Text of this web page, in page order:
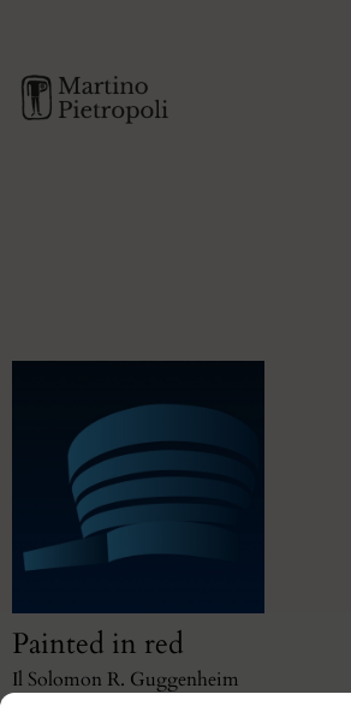
Painted in red
Il Solomon R. Guggenheim